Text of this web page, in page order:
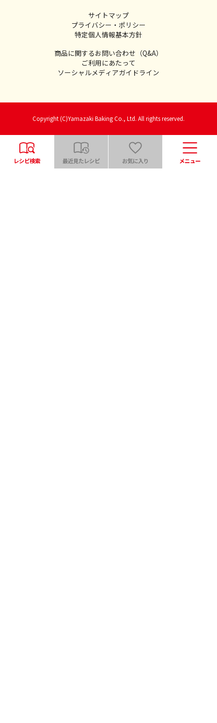
サイトマップ
プライバシー・ポリシー
特定個人情報基本方針
商品に関するお問い合わせ（Q&A）
ご利用にあたって
ソーシャルメディアガイドライン
Copyright (C)Yamazaki Baking Co., Ltd. All rights reserved.
レシピ検索 最近見たレシピ お気に入り メニュー